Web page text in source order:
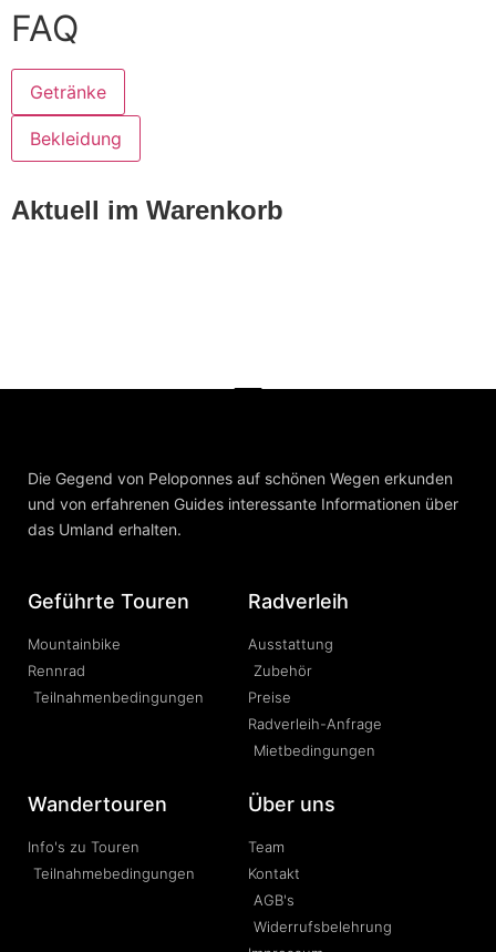
FAQ
Getränke
Bekleidung
Aktuell im Warenkorb
Die Gegend von Peloponnes auf schönen Wegen erkunden
und von erfahrenen Guides interessante Informationen über
das Umland erhalten.
Geführte Touren
Mountainbike
Rennrad
Teilnahmenbedingungen
Radverleih
Ausstattung
Zubehör
Preise
Radverleih-Anfrage
Mietbedingungen
Wandertouren
Info's zu Touren
Teilnahmebedingungen
Über uns
Team
Kontakt
AGB's
Widerrufsbelehrung